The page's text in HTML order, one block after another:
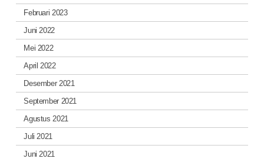
Februari 2023
Juni 2022
Mei 2022
April 2022
Desember 2021
September 2021
Agustus 2021
Juli 2021
Juni 2021